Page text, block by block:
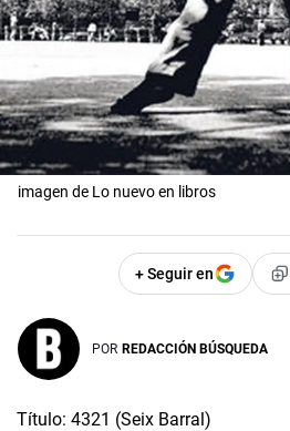
imagen de Lo nuevo en libros
+ Seguir en
POR REDACCIÓN BÚSQUEDA
Título: 4321 (Seix Barral)